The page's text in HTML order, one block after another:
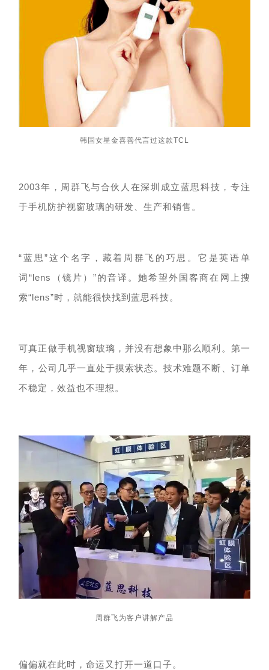
韩国女星金喜善代言过这款TCL
2003年，周群飞与合伙 人 在深圳成立蓝思科技，专注
于手机防护视窗玻璃的研发、生产和销售。
“蓝思”这个名字 ， 藏着周群飞的巧思。它是英语单
词“lens（ 镜片） ”的音译。她希望外国客商在网上搜
索“lens”时，就能很快找到蓝思科技。
可真正做手机视窗玻璃，并没有想象中那么顺利。 第一
年， 公司几乎一直处于摸索状态。技术难题不断、订单
不稳定，效益也不理想。
周群飞为客户讲解产品
偏偏就在此时，命运又打开一道口子。